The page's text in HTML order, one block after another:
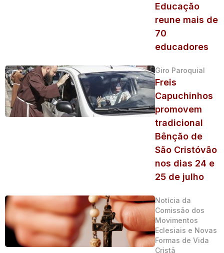
Educação
reune mais de
70
educadores
Giro Paroquial
Freis
Capuchinhos
promovem
tradicional
Bênção de
São Cristóvão
nos dias 24 e
25 de julho
Notícia da
Comissão dos
Movimentos
Eclesiais e Novas
Formas de Vida
Cristã